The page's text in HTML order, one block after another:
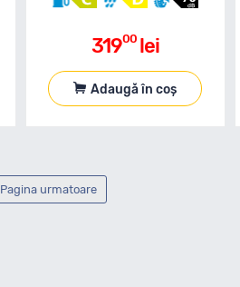
31900 lei
Adaugă în coș
Pagina urmatoare